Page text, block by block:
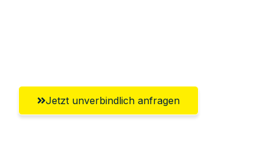
Jetzt unverbindlich anfragen